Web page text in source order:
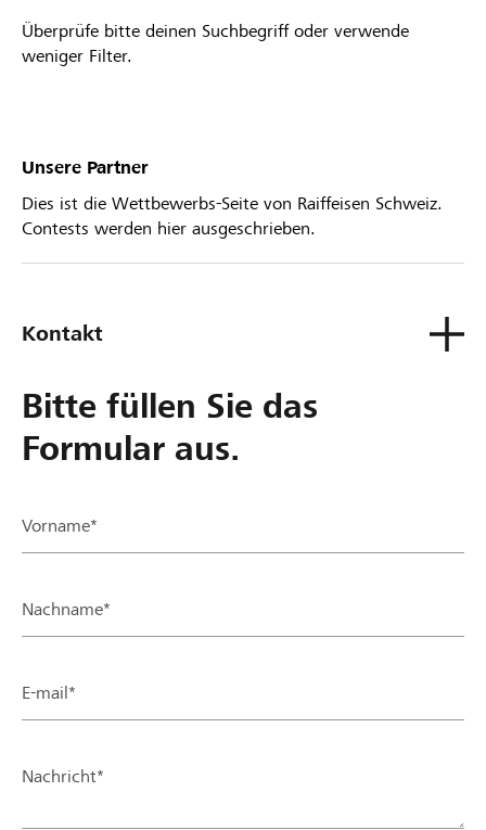
Überprüfe bitte deinen Suchbegriff oder verwende
weniger Filter.
Unsere Partner
Dies ist die Wettbewerbs-Seite von Raiffeisen Schweiz.
Contests werden hier ausgeschrieben.
Kontakt
Bitte füllen Sie das
Formular aus.
Vorname*
Nachname*
E-mail*
Nachricht*